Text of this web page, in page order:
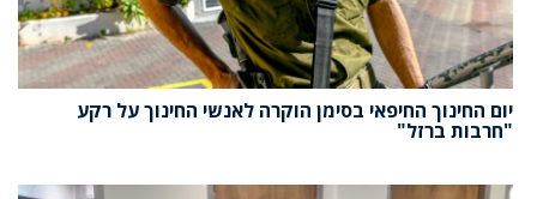
יום החינוך החיפאי בסימן הוקרה לאנשי החינוך על רקע
"חרבות ברזל"